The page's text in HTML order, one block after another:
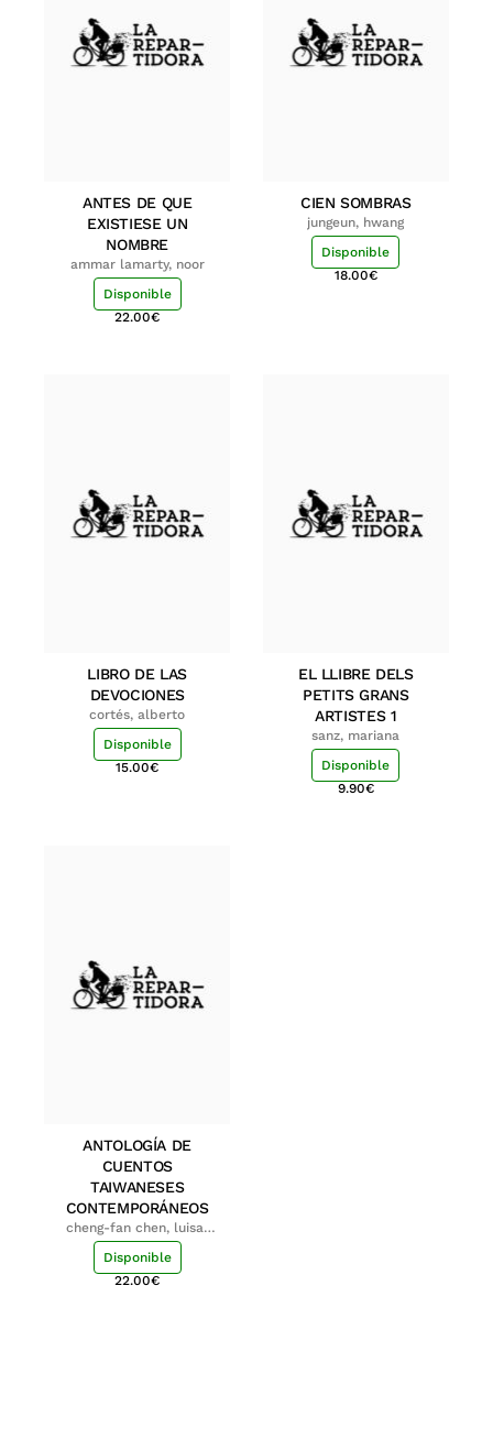
ANTES DE QUE
EXISTIESE UN
NOMBRE
ammar lamarty, noor
Disponible
22.00€
CIEN SOMBRAS
jungeun, hwang
Disponible
18.00€
LIBRO DE LAS
DEVOCIONES
cortés, alberto
Disponible
15.00€
EL LLIBRE DELS
PETITS GRANS
ARTISTES 1
sanz, mariana
Disponible
9.90€
ANTOLOGÍA DE
CUENTOS
TAIWANESES
CONTEMPORÁNEOS
cheng-fan chen, luisa;
shu-ying chang, luisa
Disponible
22.00€